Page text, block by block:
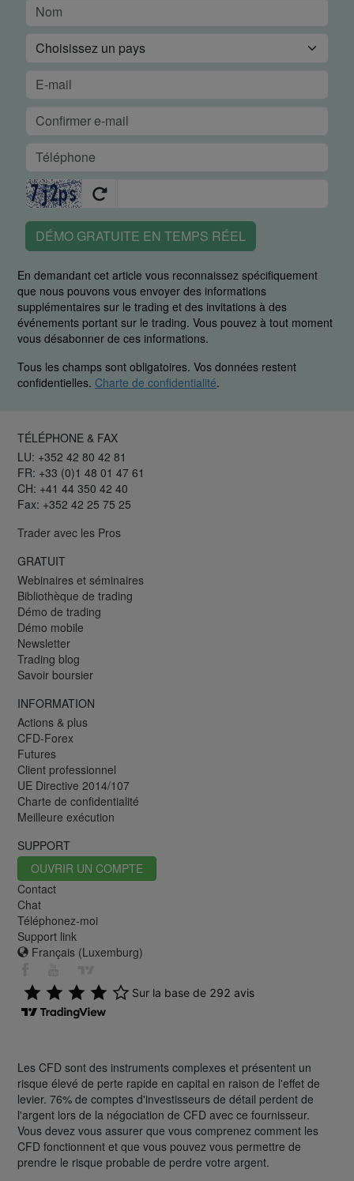
DÉMO GRATUITE EN TEMPS RÉEL
En demandant cet article vous reconnaissez spécifiquement
que nous pouvons vous envoyer des informations
supplémentaires sur le trading et des invitations à des
événements portant sur le trading. Vous pouvez à tout moment
vous désabonner de ces informations.
Tous les champs sont obligatoires. Vos données restent
confidentielles. Charte de confidentialité.
TÉLÉPHONE & FAX
LU: +352 42 80 42 81
FR: +33 (0)1 48 01 47 61
CH: +41 44 350 42 40
Fax: +352 42 25 75 25
Trader avec les Pros
GRATUIT
Webinaires et séminaires
Bibliothèque de trading
Démo de trading
Démo mobile
Newsletter
Trading blog
Savoir boursier
INFORMATION
Actions & plus
CFD-Forex
Futures
Client professionnel
UE Directive 2014/107
Charte de confidentialité
Meilleure exécution
SUPPORT
OUVRIR UN COMPTE
Contact
Chat
Téléphonez-moi
Support link
Français (Luxemburg)
Les CFD sont des instruments complexes et présentent un
risque élevé de perte rapide en capital en raison de l'effet de
levier. 76% de comptes d'investisseurs de détail perdent de
l'argent lors de la négociation de CFD avec ce fournisseur.
Vous devez vous assurer que vous comprenez comment les
CFD fonctionnent et que vous pouvez vous permettre de
prendre le risque probable de perdre votre argent.